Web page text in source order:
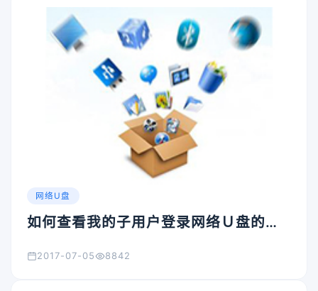
网络U盘
如何查看我的子用户登录网络Ｕ盘的记
2017-07-05 8842